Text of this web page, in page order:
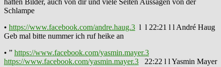
Schlampe
• https://www.facebook.com/andre.haug.3 l l 22:21 l l André Haug
Geb mal bitte nummer ich ruf heike an
• ” https://www.facebook.com/yasmin.mayer.3
https://www.facebook.com/yasmin.mayer.3 22:22 l l Yasmin Mayer